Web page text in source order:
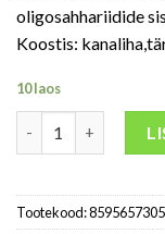
oligosahhariidide
Koostis:
10 laos
Tootekood: